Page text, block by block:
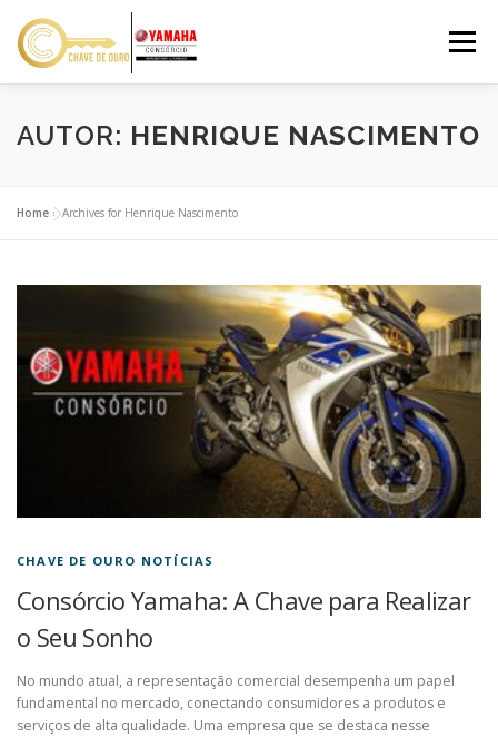
para
Menu
VANTAGENS SOBRE NÓS RESPONSÁVEL
CONTATO
SOLICITAR PROPOSTA
AUTOR: HENRIQUE NASCIMENTO
Home »Archives for Henrique Nascimento
CHAVE DE OURO NOTÍCIAS
Consórcio Yamaha: A Chave para Realizar
o Seu Sonho
No mundo atual, a representação comercial desempenha um papel
fundamental no mercado, conectando consumidores a produtos e
serviços de alta qualidade. Uma empresa que se destaca nesse